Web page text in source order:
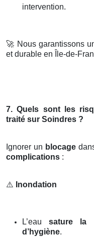
intervention.
🚀 Nous garantissons
et durable en Île-de-
7. Quels sont les
traité sur Soindres ?
Ignorer un blocage
complications :
⚠️ Inondation
L’eausature la
d’hygiène.